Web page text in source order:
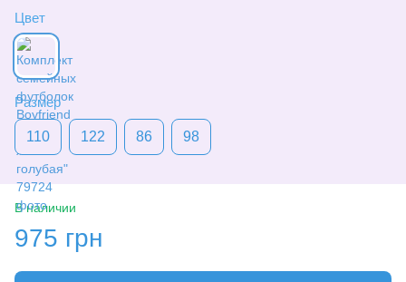
Цвет
Размер
110 122 86 98
В наличии
975 грн